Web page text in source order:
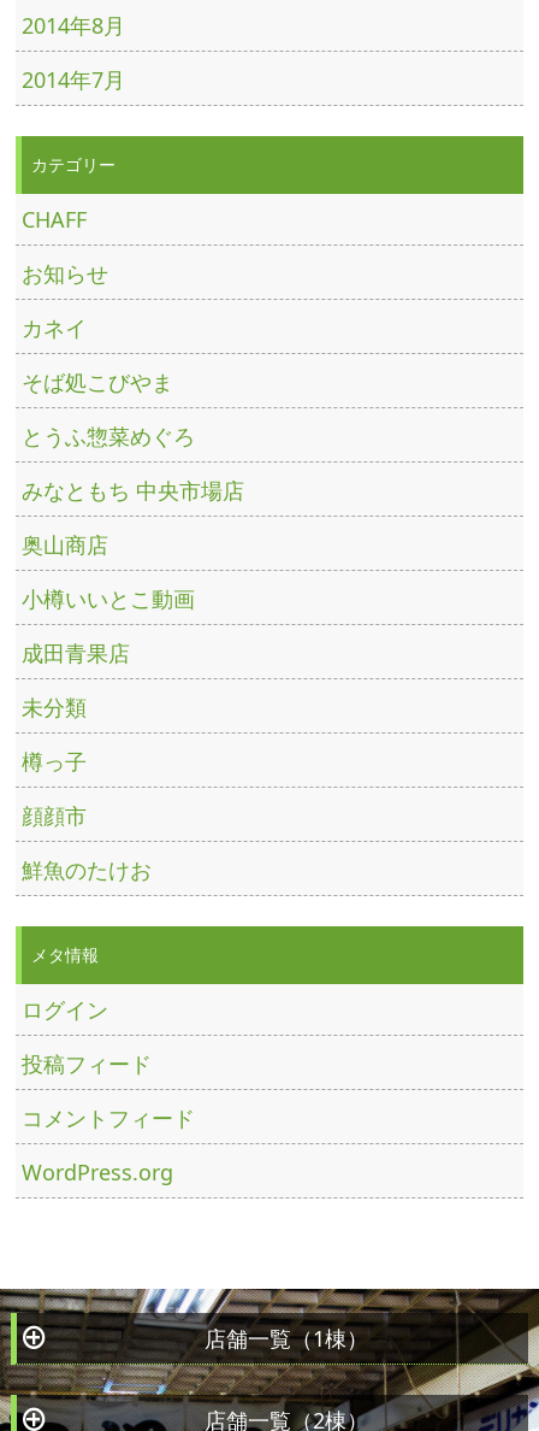
2014年8月
2014年7月
カテゴリー
CHAFF
お知らせ
カネイ
そば処こびやま
とうふ惣菜めぐろ
みなともち 中央市場店
奥山商店
小樽いいとこ動画
成田青果店
未分類
樽っ子
顔顔市
鮮魚のたけお
メタ情報
ログイン
投稿フィード
コメントフィード
WordPress.org
À 店舗一覧（1棟）
À 店舗一覧（2棟）